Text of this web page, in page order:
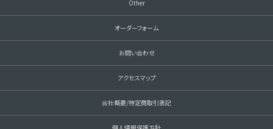
Other
オーダーフォーム
お問い合わせ
アクセスマップ
会社概要/特定商取引表記